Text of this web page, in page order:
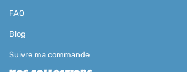
FAQ
Blog
Suivre ma commande